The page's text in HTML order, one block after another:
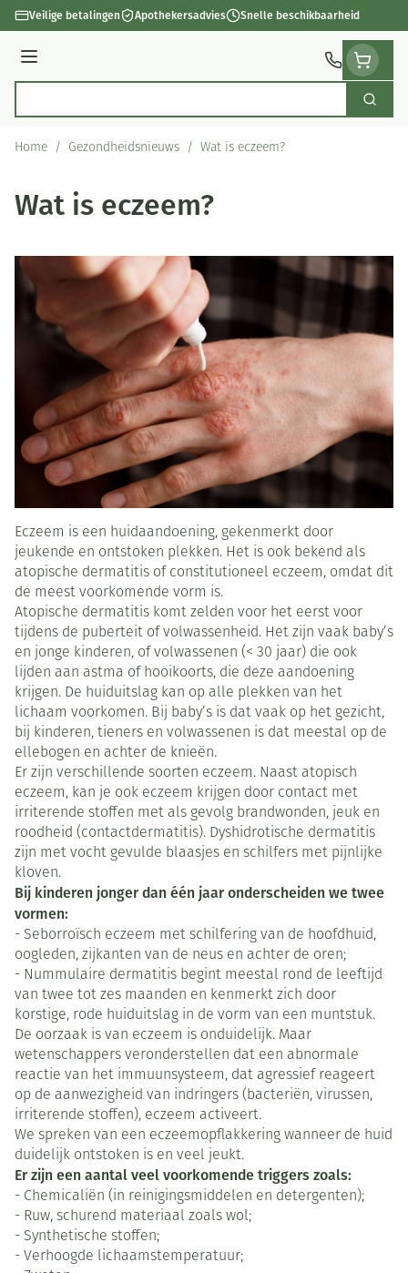
Ga naar de inhoud
Veilige betalingen Apothekersadvies Snelle beschikbaarheid
Menu
Zoek
Home / Gezondheidsnieuws / Wat is eczeem?
Wat is eczeem?
Eczeem is een huidaandoening, gekenmerkt door
jeukende en ontstoken plekken. Het is ook bekend als
atopische dermatitis of constitutioneel eczeem, omdat dit
de meest voorkomende vorm is.
Atopische dermatitis komt zelden voor het eerst voor
tijdens de puberteit of volwassenheid. Het zijn vaak baby’s
en jonge kinderen, of volwassenen (< 30 jaar) die ook
lijden aan astma of hooikoorts, die deze aandoening
krijgen. De huiduitslag kan op alle plekken van het
lichaam voorkomen. Bij baby’s is dat vaak op het gezicht,
bij kinderen, tieners en volwassenen is dat meestal op de
ellebogen en achter de knieën.
Er zijn verschillende soorten eczeem. Naast atopisch
eczeem, kan je ook eczeem krijgen door contact met
irriterende stoffen met als gevolg brandwonden, jeuk en
roodheid (contactdermatitis). Dyshidrotische dermatitis
zijn met vocht gevulde blaasjes en schilfers met pijnlijke
kloven.
Bij kinderen jonger dan één jaar onderscheiden we twee
vormen:
- Seborroïsch eczeem met schilfering van de hoofdhuid,
oogleden, zijkanten van de neus en achter de oren;
- Nummulaire dermatitis begint meestal rond de leeftijd
van twee tot zes maanden en kenmerkt zich door
korstige, rode huiduitslag in de vorm van een muntstuk.
De oorzaak is van eczeem is onduidelijk. Maar
wetenschappers veronderstellen dat een abnormale
reactie van het immuunsysteem, dat agressief reageert
op de aanwezigheid van indringers (bacteriën, virussen,
irriterende stoffen), eczeem activeert.
We spreken van een eczeemopflakkering wanneer de huid
duidelijk ontstoken is en veel jeukt.
Er zijn een aantal veel voorkomende triggers zoals:
- Chemicaliën (in reinigingsmiddelen en detergenten);
- Ruw, schurend materiaal zoals wol;
- Synthetische stoffen;
- Verhoogde lichaamstemperatuur;